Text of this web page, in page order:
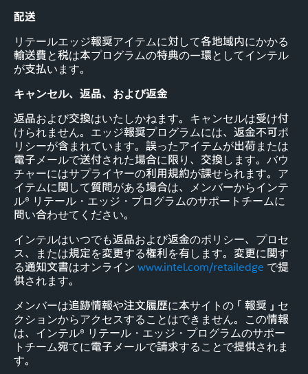
配送
リテールエッジ報奨アイテムに対して各地域内にかかる
輸送費と税は本プログラムの特典の一環としてインテル
が支払います。
キャンセル、返品、および返金
返品および交換はいたしかねます。キャンセルは受け付
けられません。エッジ報奨プログラムには、返金不可ポ
リシーが含まれています。誤ったアイテムが出荷または
電子メールで送付された場合に限り、交換します。バウ
チャーにはサプライヤーの利用規約が課せられます。ア
イテムに関して質問がある場合は、メンバーからインテ
ル® リテール・エッジ・プログラムのサポートチームに
問い合わせてください。
インテルはいつでも返品および返金のポリシー、プロセ
ス、または規定を変更する権利を有します。変更に関す
る通知文書はオンライン www.intel.com/retailedge で提
供されます。
メンバーは追跡情報や注文履歴に本サイトの「報奨」セ
クションからアクセスすることはできません。この情報
は、インテル® リテール・エッジ・プログラムのサポー
トチーム宛てに電子メールで請求することで提供されま
す。